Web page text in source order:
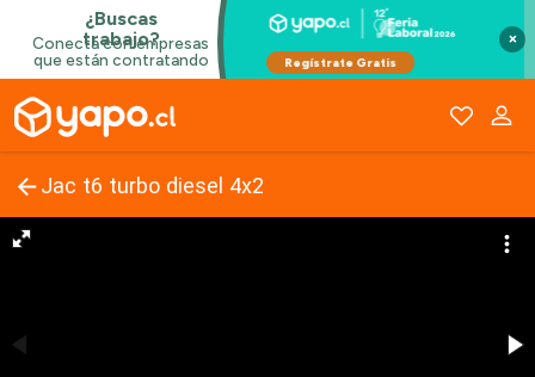
×
Jac t6 turbo diesel 4x2